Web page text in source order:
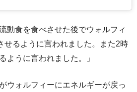
動食を食べさせた後でウォルフィ
せるように言われました。また2時
ように言われました。」
ウォルフィーにエネルギーが戻っ